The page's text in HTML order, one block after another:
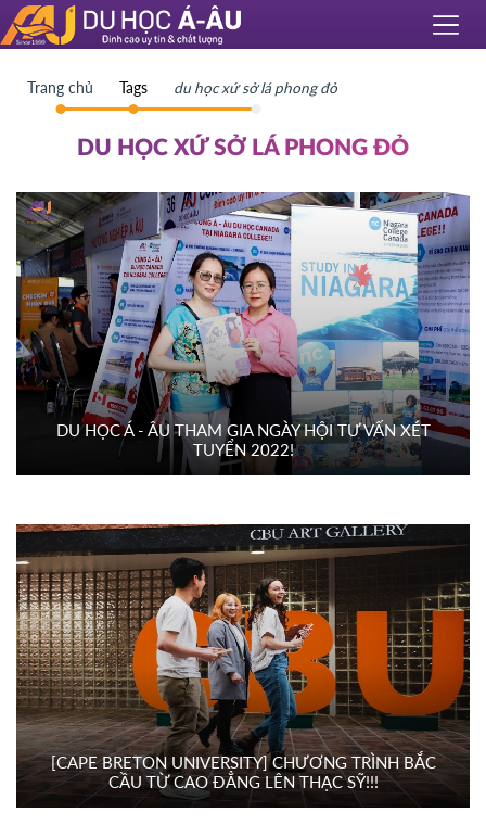
Trang chủ Tags du học xứ sở lá phong đỏ
DU HỌC XỨ SỞ LÁ PHONG ĐỎ
DU HỌC Á - ÂU THAM GIA NGÀY HỘI TƯ VẤN XÉT
TUYỂN 2022!
[CAPE BRETON UNIVERSITY] CHƯƠNG TRÌNH BẮC
CẦU TỪ CAO ĐẲNG LÊN THẠC SỸ!!!